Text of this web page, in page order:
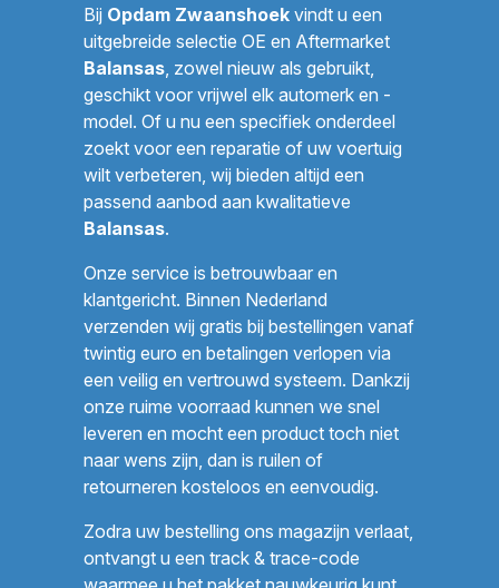
Bij Opdam Zwaanshoekvindt u een
uitgebreide selectie OE en Aftermarket
Balansas, zowel nieuw als gebruikt,
geschikt voor vrijwel elk automerk en -
model. Of u nu een specifiek onderdeel
zoekt voor een reparatie of uw voertuig
wilt verbeteren, wij bieden altijd een
passend aanbod aan kwalitatieve
Balansas.
Onze service is betrouwbaar en
klantgericht. Binnen Nederland
verzenden wij gratis bij bestellingen vanaf
twintig euro en betalingen verlopen via
een veilig en vertrouwd systeem. Dankzij
onze ruime voorraad kunnen we snel
leveren en mocht een product toch niet
naar wens zijn, dan is ruilen of
retourneren kosteloos en eenvoudig.
Zodra uw bestelling ons magazijn verlaat,
ontvangt u een track & trace-code